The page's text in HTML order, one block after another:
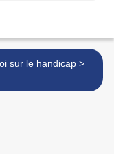
La loi sur le handicap >